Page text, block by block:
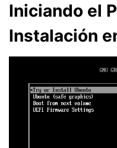
Iniciando el
Instalación